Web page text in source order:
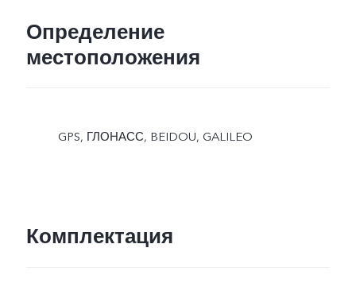
Определение
местоположения
GPS, ГЛОНАСС, BEIDOU, GALILEO
Комплектация